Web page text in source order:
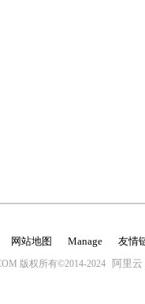
网站地图 Manage 友情
版权所有©2014-2024 阿里云